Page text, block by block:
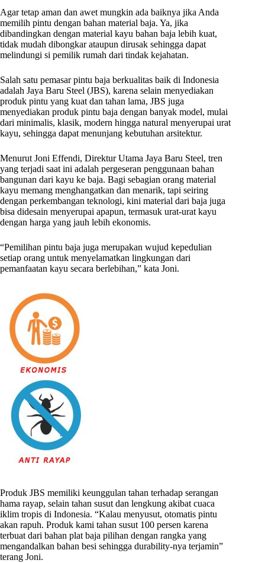
Agar tetap aman dan awet mungkin ada baiknya jika Anda
memilih pintu dengan bahan material baja. Ya, jika
dibandingkan dengan material kayu bahan baja lebih kuat,
tidak mudah dibongkar ataupun dirusak sehingga dapat
melindungi si pemilik rumah dari tindak kejahatan.
Salah satu pemasar pintu baja berkualitas baik di Indonesia
adalah Jaya Baru Steel (JBS), karena selain menyediakan
produk pintu yang kuat dan tahan lama, JBS juga
menyediakan produk pintu baja dengan banyak model, mulai
dari minimalis, klasik, modern hingga natural menyerupai urat
kayu, sehingga dapat menunjang kebutuhan arsitektur.
Menurut Joni Effendi, Direktur Utama Jaya Baru Steel, tren
yang terjadi saat ini adalah pergeseran penggunaan bahan
bangunan dari kayu ke baja. Bagi sebagian orang material
kayu memang menghangatkan dan menarik, tapi seiring
dengan perkembangan teknologi, kini material dari baja juga
bisa didesain menyerupai apapun, termasuk urat-urat kayu
dengan harga yang jauh lebih ekonomis.
“Pemilihan pintu baja juga merupakan wujud kepedulian
setiap orang untuk menyelamatkan lingkungan dari
pemanfaatan kayu secara berlebihan,” kata Joni.
Produk JBS memiliki keunggulan tahan terhadap serangan
hama rayap, selain tahan susut dan lengkung akibat cuaca
iklim tropis di Indonesia. “Kalau menyusut, otomatis pintu
akan rapuh. Produk kami tahan susut 100 persen karena
terbuat dari bahan plat baja pilihan dengan rangka yang
mengandalkan bahan besi sehingga durability-nya terjamin”
terang Joni.